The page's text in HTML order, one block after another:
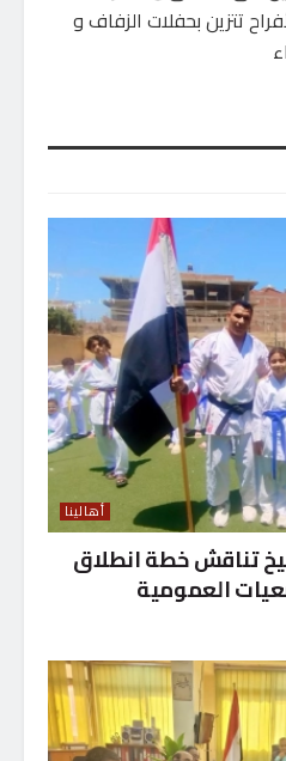
أهالينا
تناقش خطة انطلاق
العمومية